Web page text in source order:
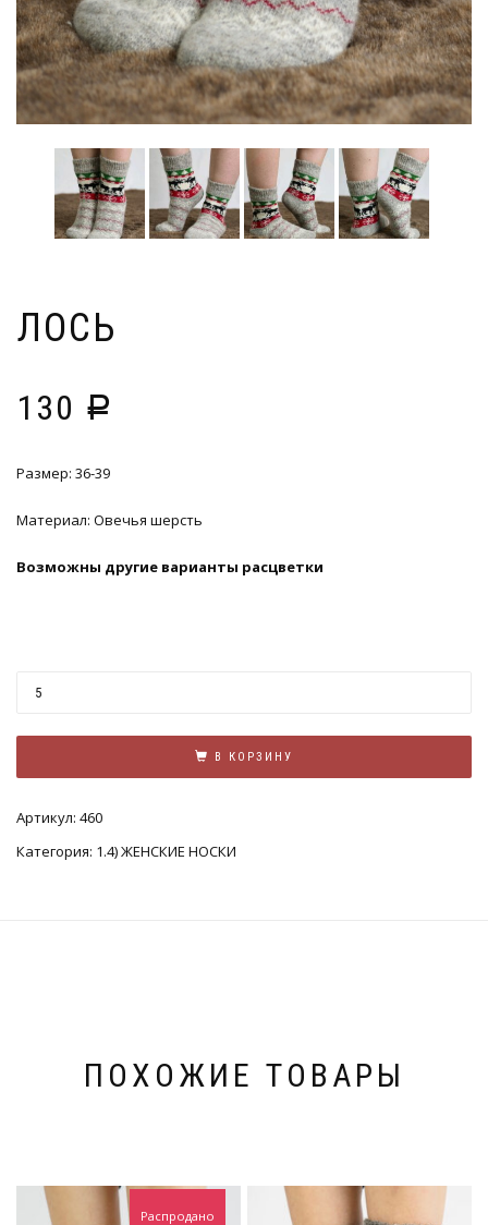
ЛОСЬ
130 Р
Размер: 36-39
Материал: Овечья шерсть
Возможны другие варианты расцветки
В КОРЗИНУ
Артикул: 460
Категория: 1.4) ЖЕНСКИЕ НОСКИ
ПОХОЖИЕ ТОВАРЫ
Распродано